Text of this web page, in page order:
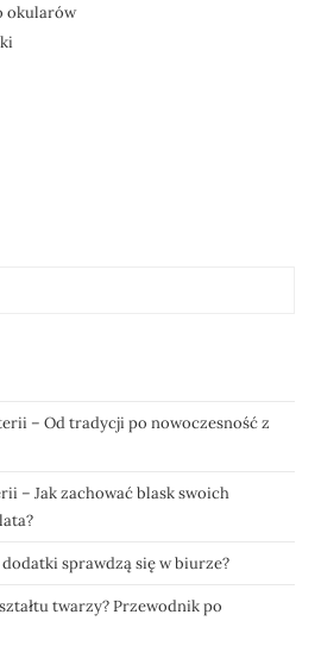
okularów
– Od tradycji po nowoczesność z
– Jak zachować blask swoich
sprawdzą się w biurze?
twarzy? Przewodnik po